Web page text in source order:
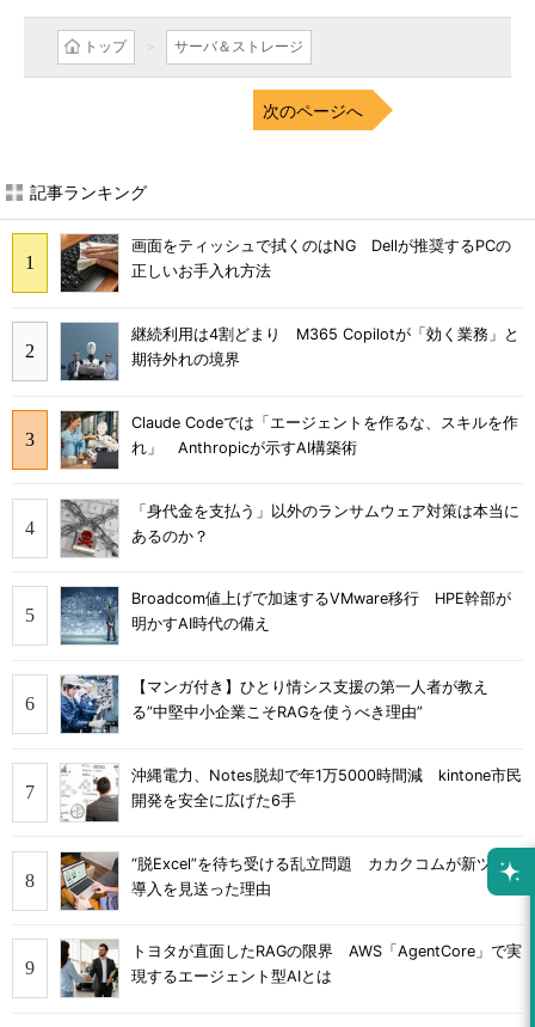
トップ サーバ＆ストレージ
次のページへ
記事ランキング
画面をティッシュで拭くのはNG Dellが推奨するPCの
正しいお手入れ方法
継続利用は4割どまり M365 Copilotが「効く業務」と
期待外れの境界
Claude Codeでは「エージェントを作るな、スキルを作
れ」 Anthropicが示すAI構築術
「身代金を支払う」以外のランサムウェア対策は本当に
あるのか？
Broadcom値上げで加速するVMware移行 HPE幹部が
明かすAI時代の備え
【マンガ付き】ひとり情シス支援の第一人者が教え
る”中堅中小企業こそRAGを使うべき理由”
沖縄電力、Notes脱却で年1万5000時間減 kintone市民
開発を安全に広げた6手
“脱Excel”を待ち受ける乱立問題 カカクコムが新ツール
導入を見送った理由
トヨタが直面したRAGの限界 AWS「AgentCore」で実
現するエージェント型AIとは